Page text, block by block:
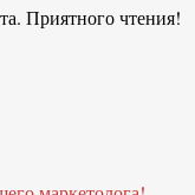
Приятного чтения!